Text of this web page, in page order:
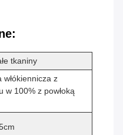
tkaniny
włókiennicza z
w 100% z powłoką